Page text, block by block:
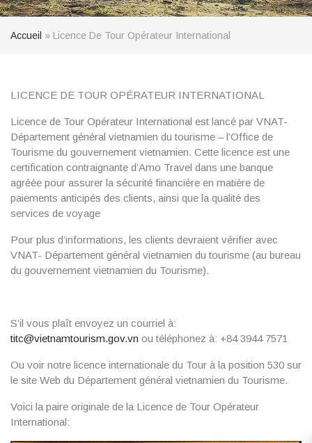
Accueil » Licence De Tour Opérateur International
LICENCE DE TOUR OPÉRATEUR INTERNATIONAL
Licence de Tour Opérateur International est lancé par VNAT-
Département général vietnamien du tourisme – l’Office de
Tourisme du gouvernement vietnamien. Cette licence est une
certification contraignante d’Amo Travel dans une banque
agréée pour assurer la sécurité financière en matière de
paiements anticipés des clients, ainsi que la qualité des
services de voyage
Pour plus d’informations, les clients devraient vérifier avec
VNAT- Département général vietnamien du tourisme (au bureau
du gouvernement vietnamien du Tourisme).
S’il vous plaît envoyez un courriel à:
titc@vietnamtourism.gov.vn ou téléphonez à: +84 3944 7571
Ou voir notre licence internationale du Tour à la position 530 sur
le site Web du Département général vietnamien du Tourisme.
Voici la paire originale de la Licence de Tour Opérateur
International: